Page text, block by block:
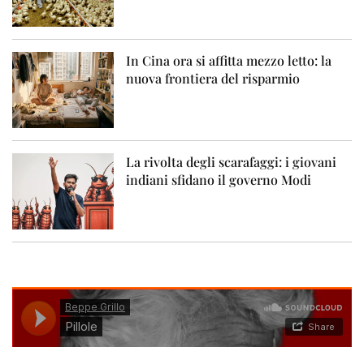
In Cina ora si affitta mezzo letto: la
nuova frontiera del risparmio
La rivolta degli scarafaggi: i giovani
indiani sfidano il governo Modi